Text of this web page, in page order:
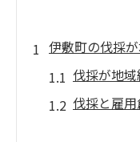
伊敷町の伐採
伐採が地
伐採と雇
伐採によ